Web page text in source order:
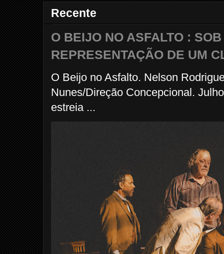
Recente
O BEIJO NO ASFALTO :
REPRESENTAÇÃO DE UM
O Beijo no Asfalto. Nelson
Nunes/Direção Concepcional.
estreia ...